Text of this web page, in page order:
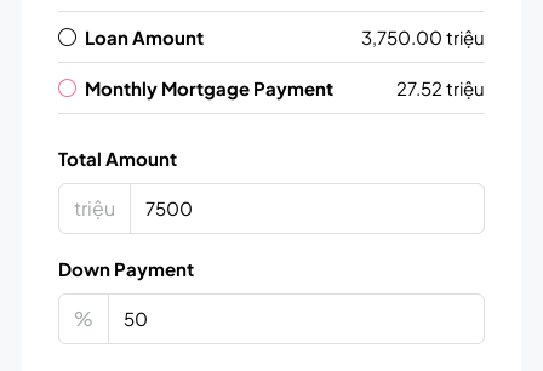
Loan Amount 3,750.00 triệu
Monthly Mortgage Payment 27.52 triệu
Total Amount
triệu
Down Payment
%